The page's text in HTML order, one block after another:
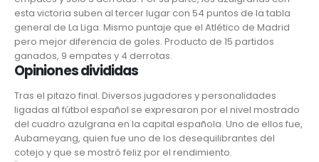
esta victoria suben al tercer lugar con 54 puntos de la tabla
general de La Liga. Mismo puntaje que el Atlético de Madrid
pero mejor diferencia de goles. Producto de 15 partidos
ganados, 9 empates y 4 derrotas.
Opiniones divididas
Tras el pitazo final. Diversos jugadores y personalidades
ligadas al fútbol español se expresaron por el nivel mostrado
del cuadro azulgrana en la capital española. Uno de ellos fue,
Aubameyang, quien fue uno de los desequilibrantes del
cotejo y que se mostró feliz por el rendimiento.